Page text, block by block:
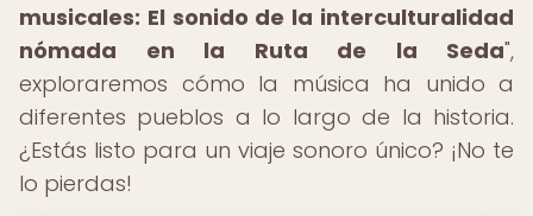
musicales: El sonido de la interculturalidad
nómada en la Ruta de la Seda",
exploraremos cómo la música ha unido a
diferentes pueblos a lo largo de la historia.
¿Estás listo para un viaje sonoro único? ¡No te
lo pierdas!